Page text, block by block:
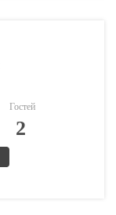
Гостей
2